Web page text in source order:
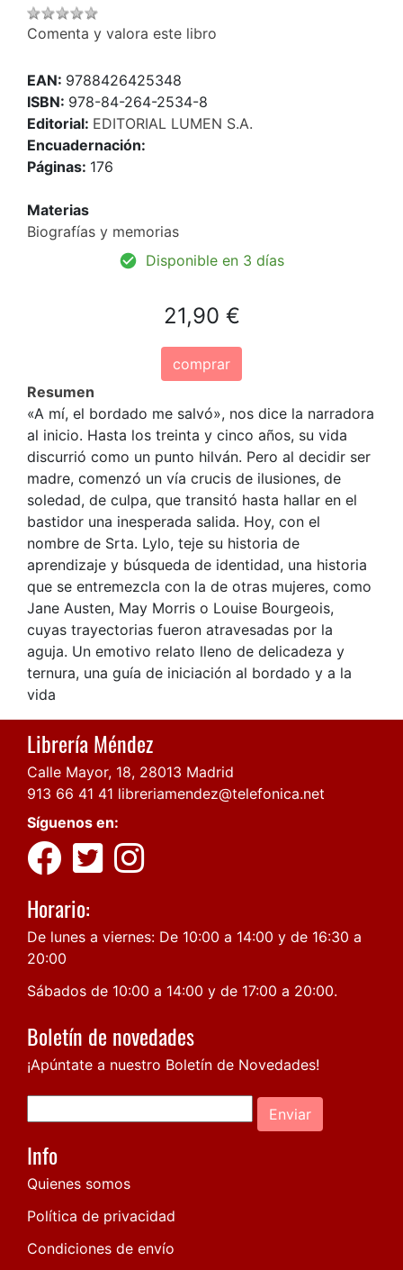
Comenta y valora este libro
EAN: 9788426425348
ISBN: 978-84-264-2534-8
Editorial: EDITORIAL LUMEN S.A.
Encuadernación:
Páginas: 176
Materias
Biografías y memorias
Disponible en 3 días
21,90 €
comprar
Resumen
«A mí, el bordado me salvó», nos dice la narradora
al inicio. Hasta los treinta y cinco años, su vida
discurrió como un punto hilván. Pero al decidir ser
madre, comenzó un vía crucis de ilusiones, de
soledad, de culpa, que transitó hasta hallar en el
bastidor una inesperada salida. Hoy, con el
nombre de Srta. Lylo, teje su historia de
aprendizaje y búsqueda de identidad, una historia
que se entremezcla con la de otras mujeres, como
Jane Austen, May Morris o Louise Bourgeois,
cuyas trayectorias fueron atravesadas por la
aguja. Un emotivo relato lleno de delicadeza y
ternura, una guía de iniciación al bordado y a la
vida
Librería Méndez
Calle Mayor, 18, 28013 Madrid
913 66 41 41 libreriamendez@telefonica.net
Síguenos en:
Horario:
De lunes a viernes: De 10:00 a 14:00 y de 16:30 a
20:00
Sábados de 10:00 a 14:00 y de 17:00 a 20:00.
Boletín de novedades
¡Apúntate a nuestro Boletín de Novedades!
Enviar
Info
Quienes somos
Política de privacidad
Condiciones de envío